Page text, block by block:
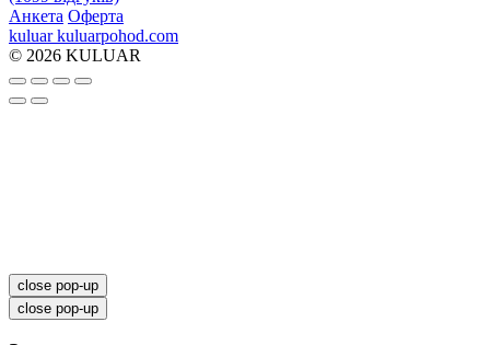
Анкета Оферта
kuluar kuluarpohod.com
© 2026 KULUAR
close pop-up
close pop-up